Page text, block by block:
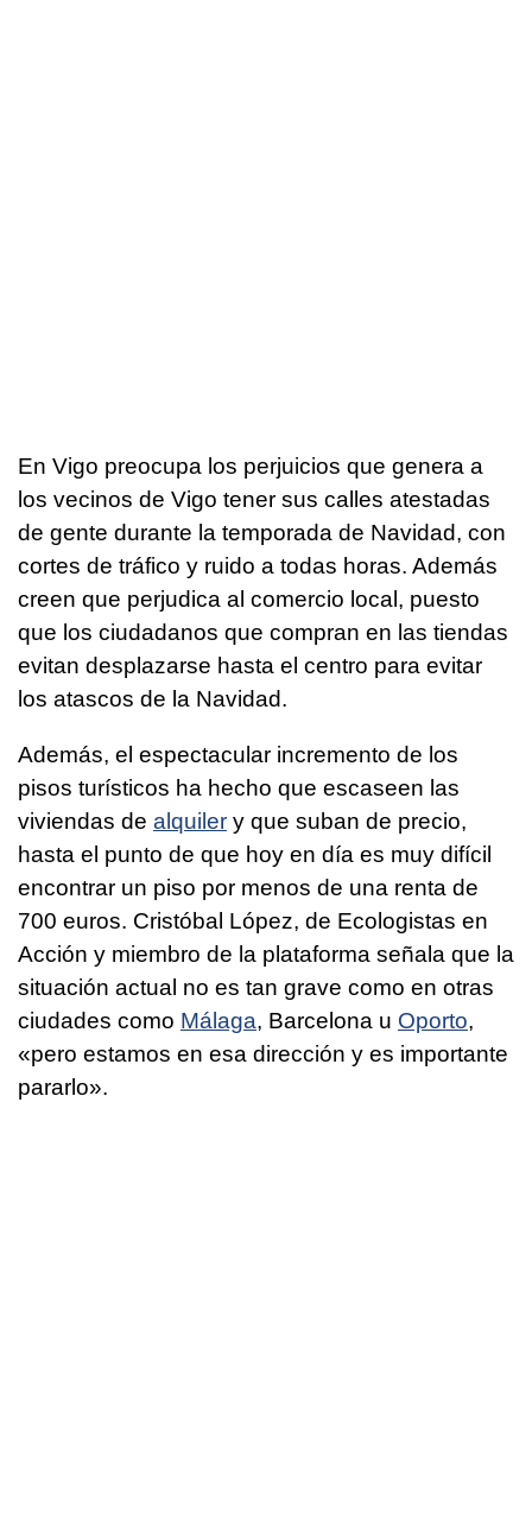
En Vigo preocupa los perjuicios que genera a
los vecinos de Vigo tener sus calles atestadas
de gente durante la temporada de Navidad, con
cortes de tráfico y ruido a todas horas. Además
creen que perjudica al comercio local, puesto
que los ciudadanos que compran en las tiendas
evitan desplazarse hasta el centro para evitar
los atascos de la Navidad.
Además, el espectacular incremento de los
pisos turísticos ha hecho que escaseen las
viviendas de alquiler y que suban de precio,
hasta el punto de que hoy en día es muy difícil
encontrar un piso por menos de una renta de
700 euros. Cristóbal López, de Ecologistas en
Acción y miembro de la plataforma señala que la
situación actual no es tan grave como en otras
ciudades como Málaga, Barcelona u Oporto,
«pero estamos en esa dirección y es importante
pararlo».